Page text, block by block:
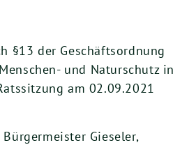
§13 der Geschäftsordnung
und Naturschutz in
am 02.09.2021
Gieseler,